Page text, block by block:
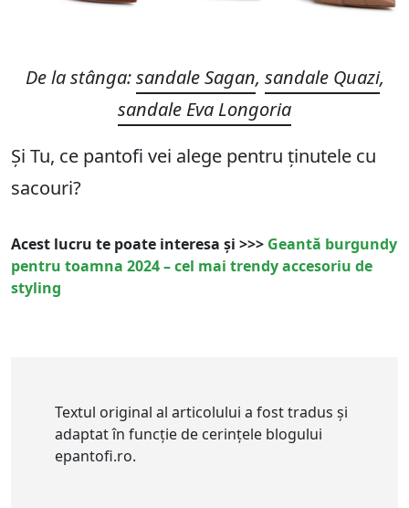
De la stânga:sandale Sagan, sandale Quazi,
sandale Eva Longoria
Și Tu, ce pantofi vei alege pentru ținutele cu
sacouri?
Acest lucru te poate interesa și >>> Geantă burgundy
pentru toamna 2024 – cel mai trendy accesoriu de
styling
Textul original al articolului a fost tradus și
adaptat în funcție de cerințele blogului
epantofi.ro.